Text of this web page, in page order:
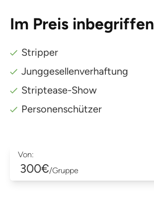
Im Preis inbegriffen
Stripper
Junggesellenverhaftung
Striptease-Show
Personenschützer
Von:
300€/Gruppe